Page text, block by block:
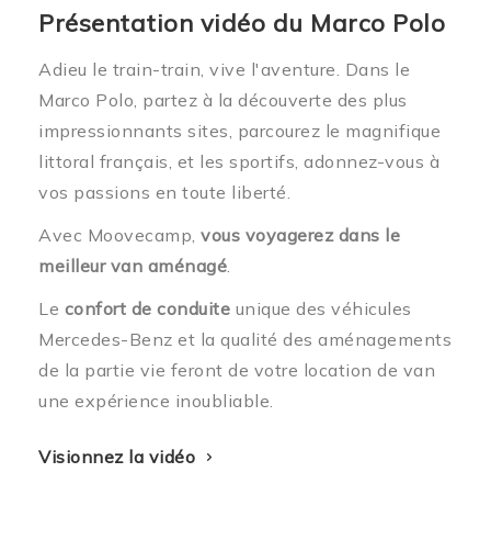
Présentation vidéo du Marco Polo
Adieu le train-train, vive l'aventure. Dans le
Marco Polo, partez à la découverte des plus
impressionnants sites, parcourez le magnifique
littoral français, et les sportifs, adonnez-vous à
vos passions en toute liberté.
Avec Moovecamp, vous voyagerez dans le
meilleur van aménagé.
Le confort de conduite unique des véhicules
Mercedes-Benz et la qualité des aménagements
de la partie vie feront de votre location de van
une expérience inoubliable.
Visionnez la vidéo